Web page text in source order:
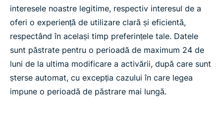
interesele noastre legitime, respectiv interesul de a
oferi o experiență de utilizare clară și eficientă,
respectând în același timp preferințele tale. Datele
sunt păstrate pentru o perioadă de maximum 24 de
luni de la ultima modificare a activării, după care sunt
șterse automat, cu excepția cazului în care legea
impune o perioadă de păstrare mai lungă.